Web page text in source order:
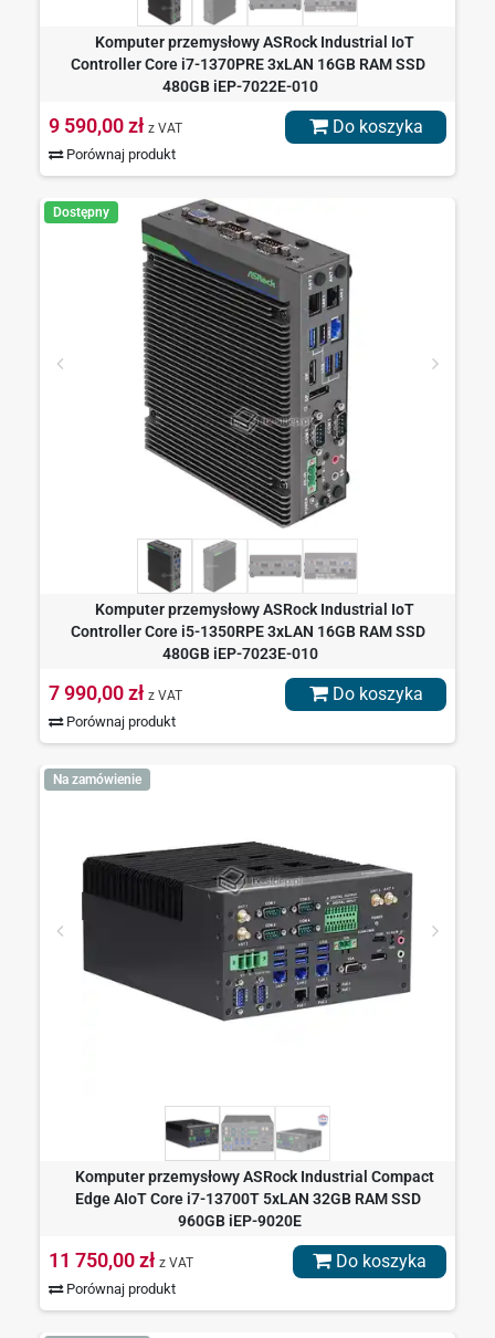
Komputer przemysłowy ASRock Industrial IoT
Controller Core i7-1370PRE 3xLAN 16GB RAM SSD
480GB iEP-7022E-010
9 590,00 zł z VAT
Porównaj produkt
Do koszyka
Dostępny
Komputer przemysłowy ASRock Industrial IoT
Controller Core i5-1350RPE 3xLAN 16GB RAM SSD
480GB iEP-7023E-010
7 990,00 zł z VAT
Porównaj produkt
Do koszyka
Na zamówienie
Komputer przemysłowy ASRock Industrial Compact
Edge AIoT Core i7-13700T 5xLAN 32GB RAM SSD
960GB iEP-9020E
11 750,00 zł z VAT
Porównaj produkt
Do koszyka